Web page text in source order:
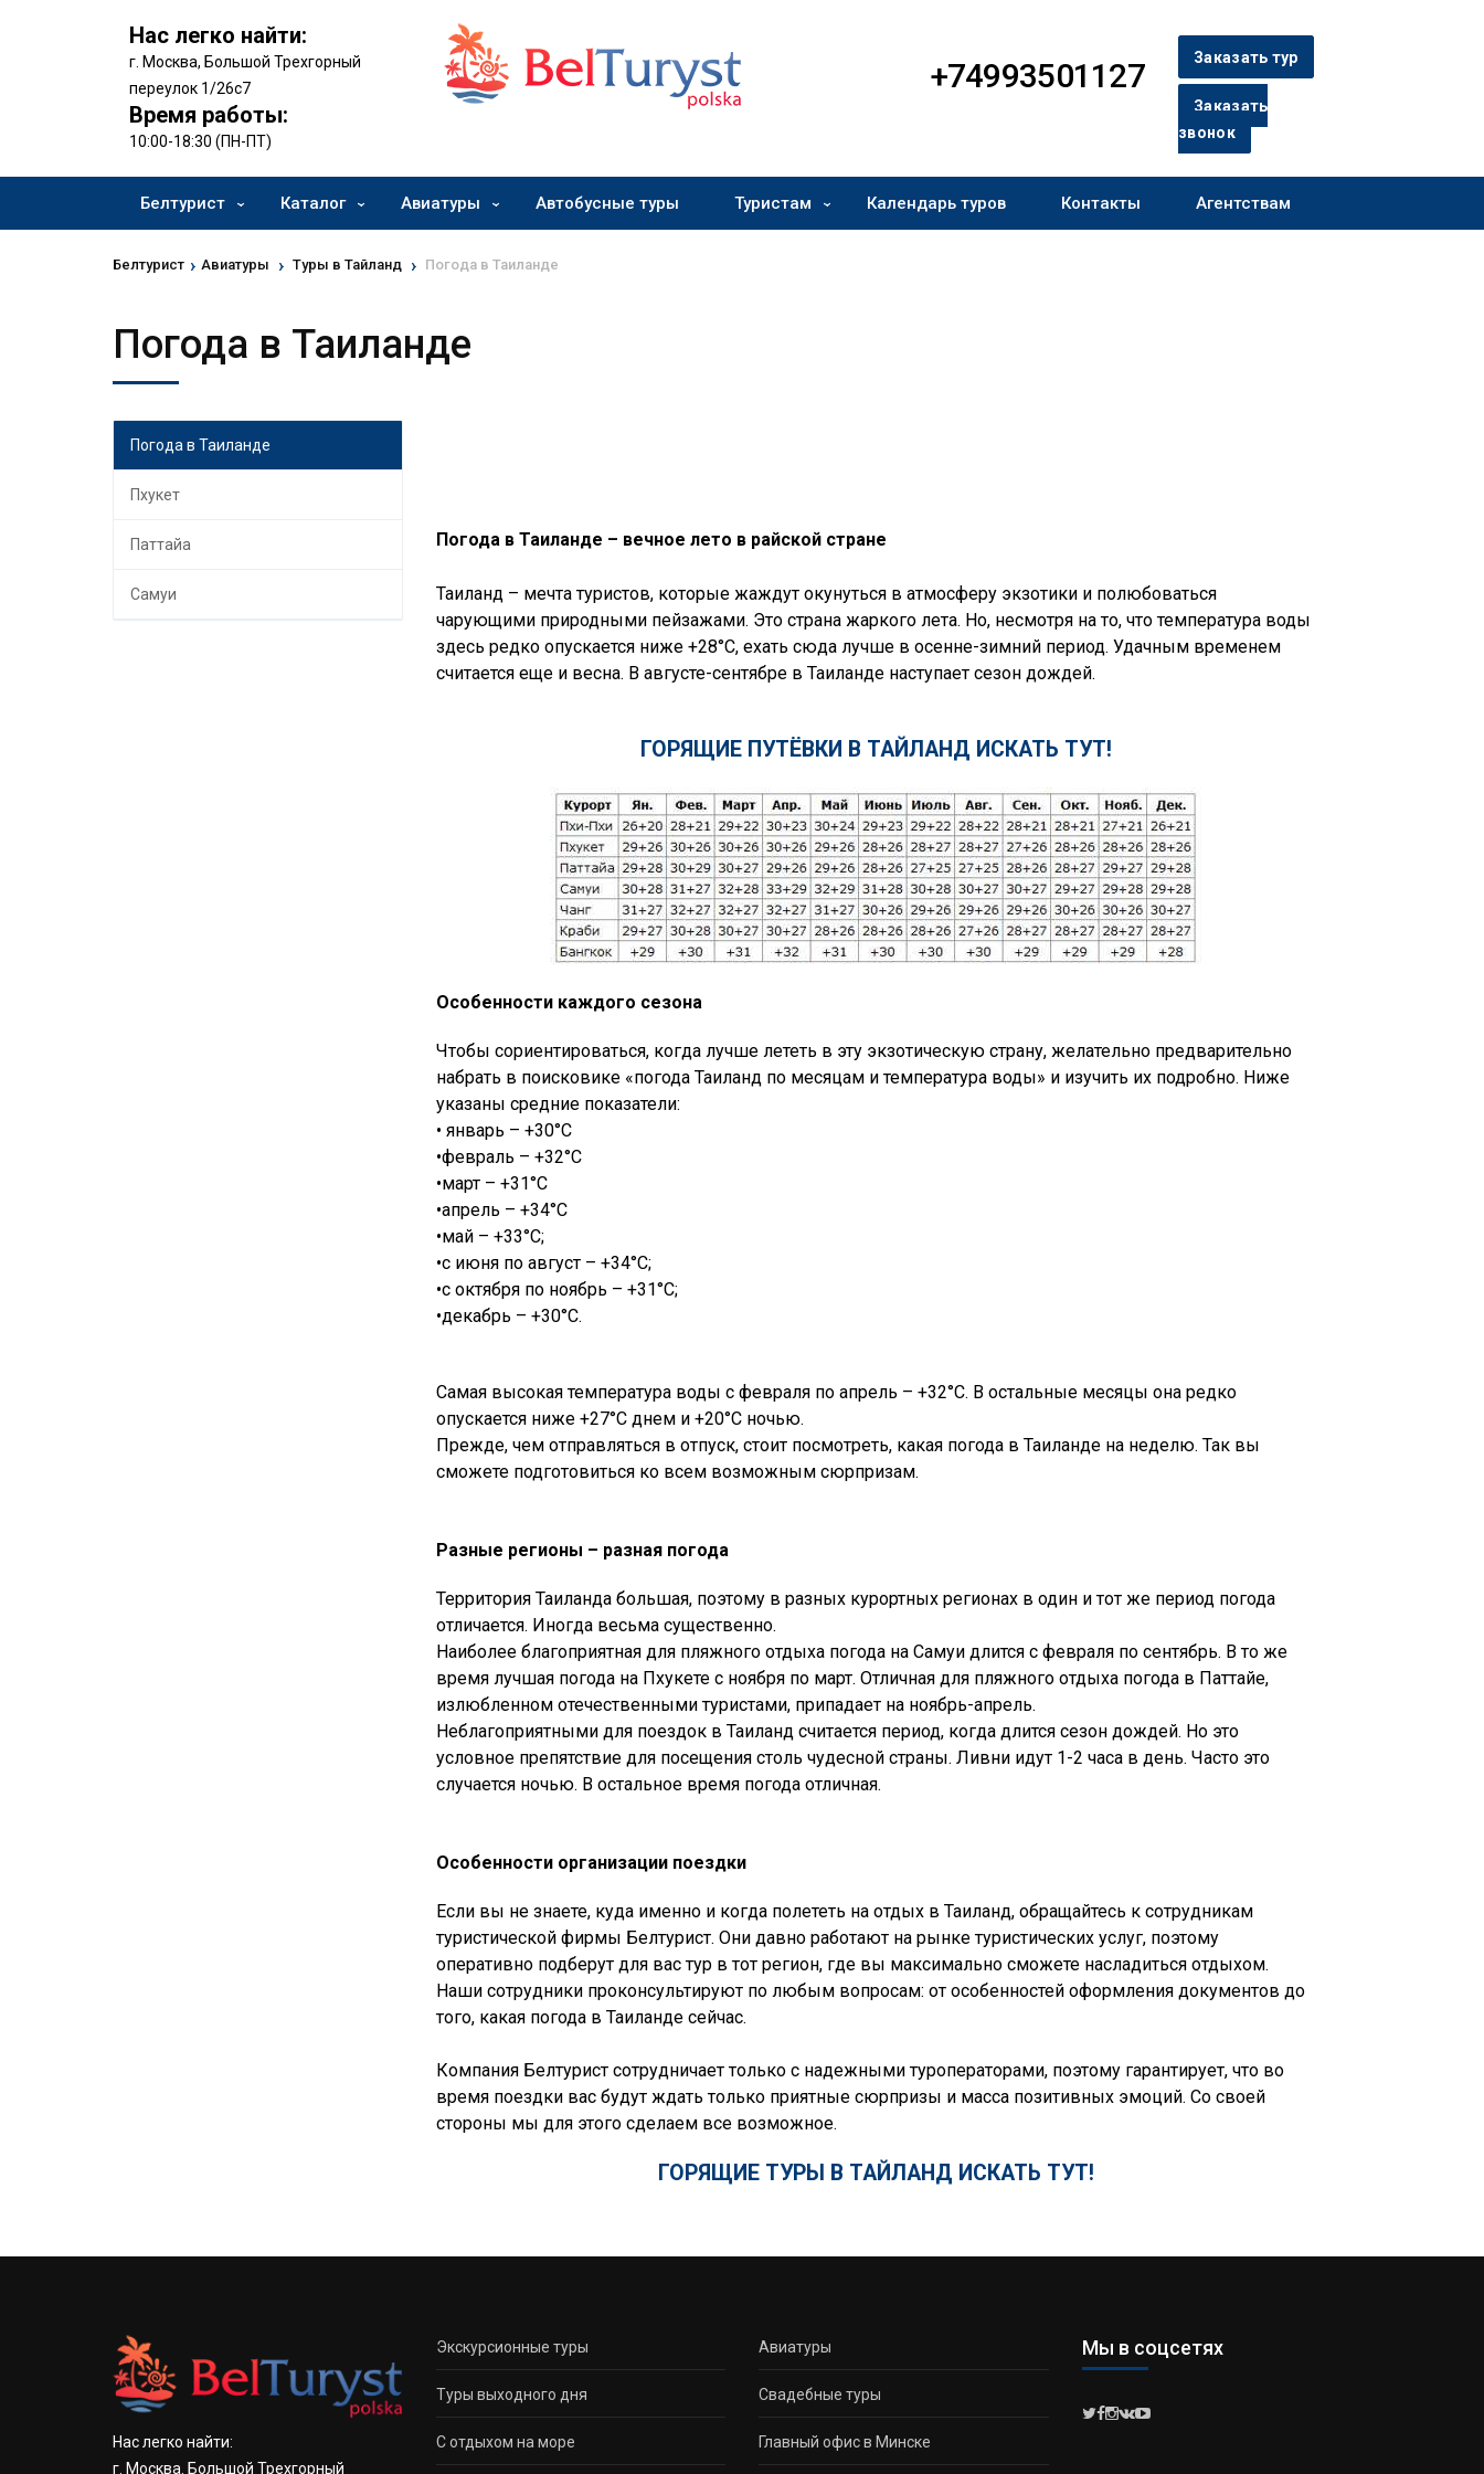
Нас легко найти:
г. Москва, Большой Трехгорный
переулок 1/26с7
Время работы:
10:00-18:30 (ПН-ПТ)
+74993501127 Заказать тур
Заказать
звонок
Белтурист Каталог Авиатуры Автобусные туры Туристам Календарь туров Контакты Агентствам
Белтурист › Авиатуры › Туры в Тайланд › Погода в Таиланде
Погода в Таиланде
Погода в Таиланде
Пхукет
Паттайа
Самуи
Погода в Таиланде – вечное лето в райской стране
Таиланд – мечта туристов, которые жаждут окунуться в атмосферу экзотики и полюбоваться
чарующими природными пейзажами. Это страна жаркого лета. Но, несмотря на то, что температура воды
здесь редко опускается ниже +28°С, ехать сюда лучше в осенне-зимний период. Удачным временем
считается еще и весна. В августе-сентябре в Таиланде наступает сезон дождей.
ГОРЯЩИЕ ПУТЁВКИ В ТАЙЛАНД ИСКАТЬ ТУТ!
Особенности каждого сезона
Чтобы сориентироваться, когда лучше лететь в эту экзотическую страну, желательно предварительно
набрать в поисковике «погода Таиланд по месяцам и температура воды» и изучить их подробно. Ниже
указаны средние показатели:
• январь – +30°С
•февраль – +32°С
•март – +31°С
•апрель – +34°С
•май – +33°С;
•с июня по август – +34°С;
•с октября по ноябрь – +31°С;
•декабрь – +30°С.
Самая высокая температура воды с февраля по апрель – +32°С. В остальные месяцы она редко
опускается ниже +27°С днем и +20°С ночью.
Прежде, чем отправляться в отпуск, стоит посмотреть, какая погода в Таиланде на неделю. Так вы
сможете подготовиться ко всем возможным сюрпризам.
Разные регионы – разная погода
Территория Таиланда большая, поэтому в разных курортных регионах в один и тот же период погода
отличается. Иногда весьма существенно.
Наиболее благоприятная для пляжного отдыха погода на Самуи длится с февраля по сентябрь. В то же
время лучшая погода на Пхукете с ноября по март. Отличная для пляжного отдыха погода в Паттайе,
излюбленном отечественными туристами, припадает на ноябрь-апрель.
Неблагоприятными для поездок в Таиланд считается период, когда длится сезон дождей. Но это
условное препятствие для посещения столь чудесной страны. Ливни идут 1-2 часа в день. Часто это
случается ночью. В остальное время погода отличная.
Особенности организации поездки
Если вы не знаете, куда именно и когда полететь на отдых в Таиланд, обращайтесь к сотрудникам
туристической фирмы Белтурист. Они давно работают на рынке туристических услуг, поэтому
оперативно подберут для вас тур в тот регион, где вы максимально сможете насладиться отдыхом.
Наши сотрудники проконсультируют по любым вопросам: от особенностей оформления документов до
того, какая погода в Таиланде сейчас.
Компания Белтурист сотрудничает только с надежными туроператорами, поэтому гарантирует, что во
время поездки вас будут ждать только приятные сюрпризы и масса позитивных эмоций. Со своей
стороны мы для этого сделаем все возможное.
ГОРЯЩИЕ ТУРЫ В ТАЙЛАНД ИСКАТЬ ТУТ!
Нас легко найти:
г. Москва. Большой Трехгорный
Экскурсионные туры
Туры выходного дня
С отдыхом на море
Авиатуры
Свадебные туры
Главный офис в Минске
Мы в соцсетях